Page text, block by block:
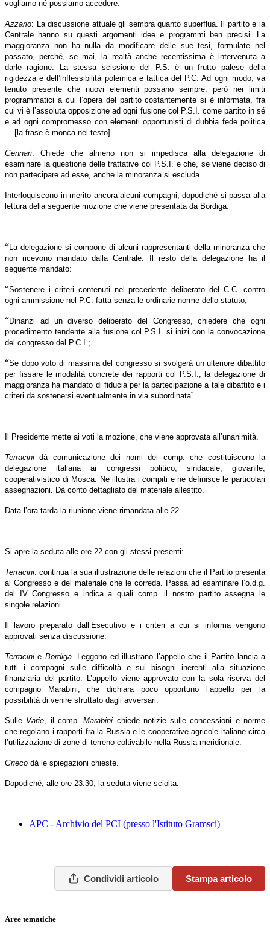
vogliamo né possiamo accedere.
Azzario: La discussione attuale gli sembra quanto superflua. Il partito e la
Centrale hanno su questi argomenti idee e programmi ben precisi. La
maggioranza non ha nulla da modificare delle sue tesi, formulate nel
passato, perché, se mai, la realtà anche recentissima è intervenuta a
darle ragione. La stessa scissione del P.S. è un frutto palese della
rigidezza e dell’inflessibilità polemica e tattica del P.C. Ad ogni modo, va
tenuto presente che nuovi elementi possano sempre, però nei limiti
programmatici a cui l’opera del partito costantemente si è informata, fra
cui vi è l’assoluta opposizione ad ogni fusione col P.S.I. come partito in sé
e ad ogni compromesso con elementi opportunisti di dubbia fede politica
... [la frase è monca nel testo].
Gennari. Chiede che almeno non si impedisca alla delegazione di
esaminare la questione delle trattative col P.S.I. e che, se viene deciso di
non partecipare ad esse, anche la minoranza si escluda.
Interloquiscono in merito ancora alcuni compagni, dopodiché si passa alla
lettura della seguente mozione che viene presentata da Bordiga:
“La delegazione si compone di alcuni rappresentanti della minoranza che
non ricevono mandato dalla Centrale. Il resto della delegazione ha il
seguente mandato:
“Sostenere i criteri contenuti nel precedente deliberato del C.C. contro
ogni ammissione nel P.C. fatta senza le ordinarie norme dello statuto;
“Dinanzi ad un diverso deliberato del Congresso, chiedere che ogni
procedimento tendente alla fusione col P.S.I. si inizi con la convocazione
del congresso del P.C.I.;
“Se dopo voto di massima del congresso si svolgerà un ulteriore dibattito
per fissare le modalità concrete dei rapporti col P.S.I., la delegazione di
maggioranza ha mandato di fiducia per la partecipazione a tale dibattito e i
criteri da sostenersi eventualmente in via subordinata”.
Il Presidente mette ai voti la mozione, che viene approvata all’unanimità.
Terracini dà comunicazione dei nomi dei comp. che costituiscono la
delegazione italiana ai congressi politico, sindacale, giovanile,
cooperativistico di Mosca. Ne illustra i compiti e ne definisce le particolari
assegnazioni. Dà conto dettagliato del materiale allestito.
Data l’ora tarda la riunione viene rimandata alle 22.
Si apre la seduta alle ore 22 con gli stessi presenti:
Terracini: continua la sua illustrazione delle relazioni che il Partito presenta
al Congresso e del materiale che le correda. Passa ad esaminare l’o.d.g.
del IV Congresso e indica a quali comp. il nostro partito assegna le
singole relazioni.
Il lavoro preparato dall’Esecutivo e i criteri a cui si informa vengono
approvati senza discussione.
Terracini e Bordiga. Leggono ed illustrano l’appello che il Partito lancia a
tutti i compagni sulle difficoltà e sui bisogni inerenti alla situazione
finanziaria del partito. L’appello viene approvato con la sola riserva del
compagno Marabini, che dichiara poco opportuno l’appello per la
possibilità di venire sfruttato dagli avversari.
Sulle Varie, il comp.Marabini chiede notizie sulle concessioni e norme
che regolano i rapporti fra la Russia e le cooperative agricole italiane circa
l’utilizzazione di zone di terreno coltivabile nella Russia meridionale.
Grieco dà le spiegazioni chieste.
Dopodiché, alle ore 23.30, la seduta viene sciolta.
APC - Archivio del PCI (presso l'Istituto Gramsci)
Condividi articolo Stampa articolo
Aree tematiche